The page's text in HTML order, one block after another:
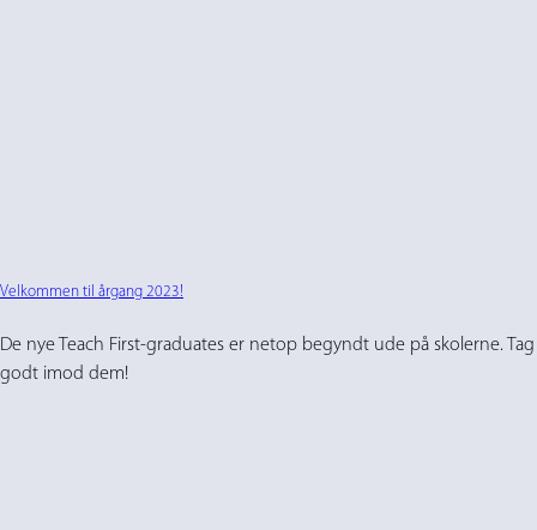
Velkommen til årgang 2023!
De nye Teach First-graduates er netop begyndt ude på skolerne. Tag
godt imod dem!